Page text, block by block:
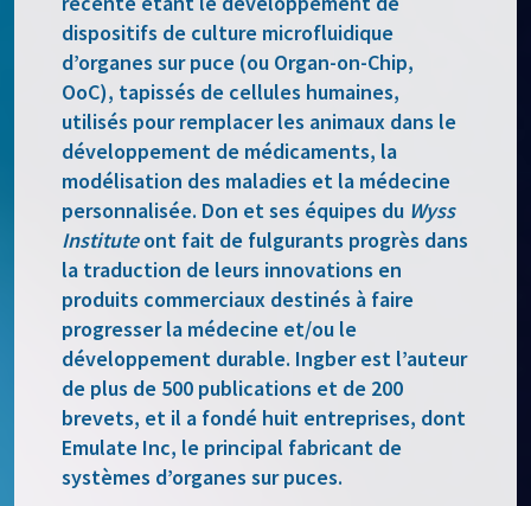
dispositifs de culture microfluidique
d’organes sur puce (ou Organ-on-Chip,
OoC), tapissés de cellules humaines,
utilisés pour remplacer les animaux dans le
développement de médicaments, la
modélisation des maladies et la médecine
personnalisée. Don et ses équipes du Wyss
Instituteont fait de fulgurants progrès dans
la traduction de leurs innovations en
produits commerciaux destinés à faire
progresser la médecine et/ou le
développement durable. Ingber est l’auteur
de plus de 500 publications et de 200
brevets, et il a fondé huit entreprises, dont
Emulate Inc, le principal fabricant de
systèmes d’organes sur puces.